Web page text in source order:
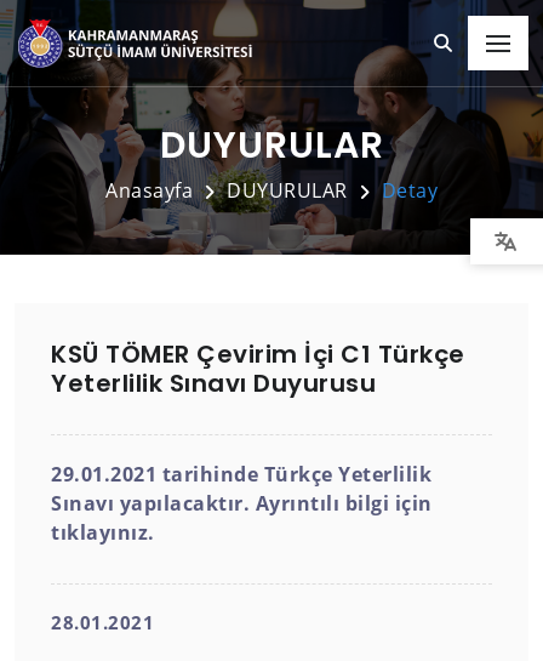
DUYURULAR
Anasayfa DUYURULAR Detay
KSÜ TÖMER Çevirim İçi C1 Türkçe
Yeterlilik Sınavı Duyurusu
29.01.2021 tarihinde Türkçe Yeterlilik
Sınavı yapılacaktır. Ayrıntılı bilgi için
tıklayınız.
28.01.2021